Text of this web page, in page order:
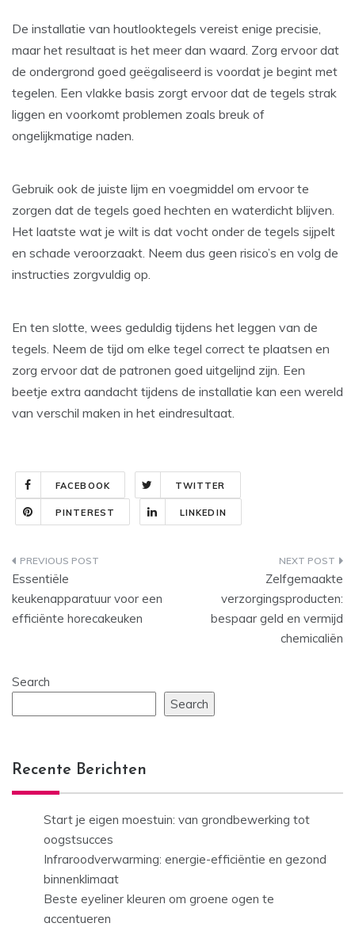
De installatie van houtlooktegels vereist enige precisie,
maar het resultaat is het meer dan waard. Zorg ervoor dat
de ondergrond goed geëgaliseerd is voordat je begint met
tegelen. Een vlakke basis zorgt ervoor dat de tegels strak
liggen en voorkomt problemen zoals breuk of
ongelijkmatige naden.
Gebruik ook de juiste lijm en voegmiddel om ervoor te
zorgen dat de tegels goed hechten en waterdicht blijven.
Het laatste wat je wilt is dat vocht onder de tegels sijpelt
en schade veroorzaakt. Neem dus geen risico’s en volg de
instructies zorgvuldig op.
En ten slotte, wees geduldig tijdens het leggen van de
tegels. Neem de tijd om elke tegel correct te plaatsen en
zorg ervoor dat de patronen goed uitgelijnd zijn. Een
beetje extra aandacht tijdens de installatie kan een wereld
van verschil maken in het eindresultaat.
FACEBOOK TWITTER
PINTEREST LINKEDIN
Post
navigation
Essentiële
keukenapparatuur voor een
efficiënte horecakeuken
Zelfgemaakte
verzorgingsproducten:
bespaar geld en vermijd
chemicaliën
Search
Search
Recente Berichten
Start je eigen moestuin: van grondbewerking tot
oogstsucces
Infraroodverwarming: energie-efficiëntie en gezond
binnenklimaat
Beste eyeliner kleuren om groene ogen te
accentueren